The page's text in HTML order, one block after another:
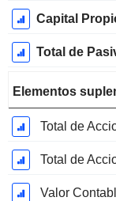
Capital
Total de
Elementos
Total de
Valor